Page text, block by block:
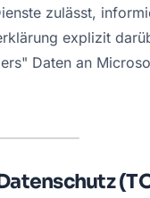
zulässt,
explizit
Daten an